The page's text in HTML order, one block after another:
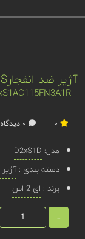
آژیر ضد انفجارE2S سری D2xS1D مدلD2xS1AC115FN3A1R
مدل: D2xS1D
دسته بندی :
برند : ای 2 اس
-